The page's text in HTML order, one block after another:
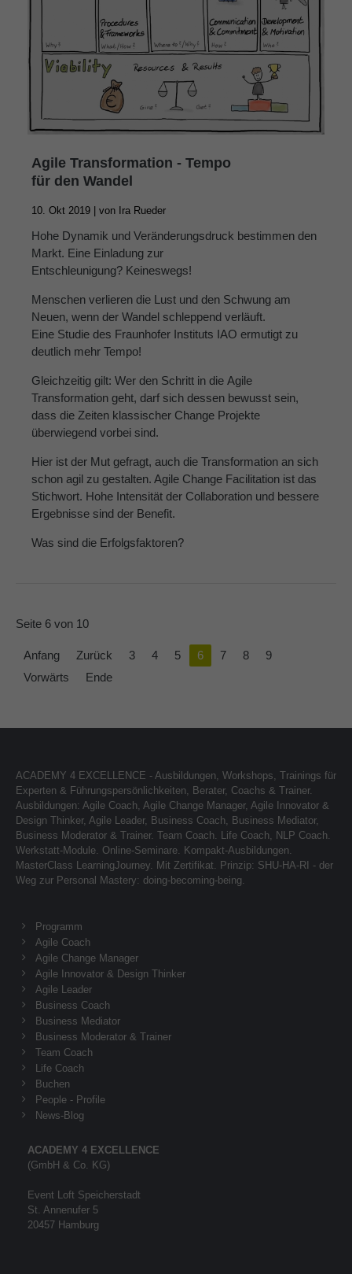
Agile Transformation - Tempo
für den Wandel
10. Okt 2019 | von Ira Rueder
Hohe Dynamik und Veränderungsdruck bestimmen den
Markt. Eine Einladung zur
Entschleunigung? Keineswegs!
Menschen verlieren die Lust und den Schwung am
Neuen, wenn der Wandel schleppend verläuft.
Eine Studie des Fraunhofer Instituts IAO ermutigt zu
deutlich mehr Tempo!
Gleichzeitig gilt: Wer den Schritt in die Agile
Transformation geht, darf sich dessen bewusst sein,
dass die Zeiten klassischer Change Projekte
überwiegend vorbei sind.
Hier ist der Mut gefragt, auch die Transformation an sich
schon agil zu gestalten. Agile Change Facilitation ist das
Stichwort. Hohe Intensität der Collaboration und bessere
Ergebnisse sind der Benefit.
Was sind die Erfolgsfaktoren?
Seite 6 von 10
Anfang Zurück 3 4 5 6 7 8
9
Vorwärts
Ende
ACADEMY 4 EXCELLENCE - Ausbildungen, Workshops, Trainings für
Experten & Führungspersönlichkeiten, Berater, Coachs & Trainer.
Ausbildungen: Agile Coach, Agile Change Manager, Agile Innovator &
Design Thinker, Agile Leader, Business Coach, Business Mediator,
Business Moderator & Trainer. Team Coach. Life Coach, NLP Coach.
Werkstatt-Module. Online-Seminare. Kompakt-Ausbildungen.
MasterClass LearningJourney. Mit Zertifikat. Prinzip: SHU-HA-RI - der
Weg zur Personal Mastery: doing-becoming-being.
Programm
Agile Coach
Agile Change Manager
Agile Innovator & Design Thinker
Agile Leader
Business Coach
Business Mediator
Business Moderator & Trainer
Team Coach
Life Coach
Buchen
People - Profile
News-Blog
ACADEMY 4 EXCELLENCE
(GmbH & Co. KG)
Event Loft Speicherstadt
St. Annenufer 5
20457 Hamburg